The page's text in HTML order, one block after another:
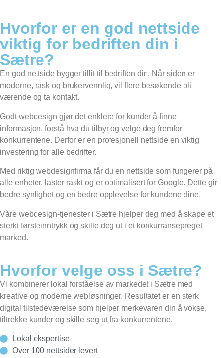
Hvorfor er en god nettside
viktig for bedriften din i
Sætre?
En god nettside bygger tillit til bedriften din. Når siden er
moderne, rask og brukervennlig, vil flere besøkende bli
værende og ta kontakt.
Godt webdesign gjør det enklere for kunder å finne
informasjon, forstå hva du tilbyr og velge deg fremfor
konkurrentene. Derfor er en profesjonell nettside en viktig
investering for alle bedrifter.
Med riktig webdesignfirma får du en nettside som fungerer på
alle enheter, laster raskt og er optimalisert for Google. Dette gir
bedre synlighet og en bedre opplevelse for kundene dine.
Våre webdesign-tjenester i Sætre hjelper deg med å skape et
sterkt førsteinntrykk og skille deg ut i et konkurransepreget
marked.
Hvorfor velge oss i Sætre?
Vi kombinerer lokal forståelse av markedet i Sætre med
kreative og moderne webløsninger. Resultatet er en sterk
digital tilstedeværelse som hjelper merkevaren din å vokse,
tiltrekke kunder og skille seg ut fra konkurrentene.
Lokal ekspertise
Over 100 nettsider levert